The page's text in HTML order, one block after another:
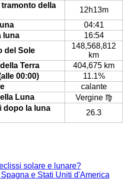
tramonto della
12h13m
04:41
luna
16:54
del Sole
148,568,812
km
Terra
404,675 km
00:00)
11.1%
calante
Luna
Vergine ♍
dopo la luna
26.3
solare e lunare?
e Stati Uniti d'America